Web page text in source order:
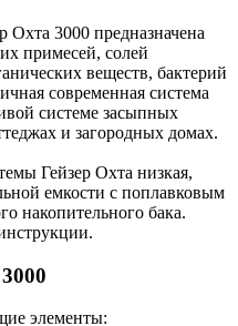
Охта 3000 предназначена
примесей, солей
веществ, бактерий
современная система
системе засыпных
и загородных домах.
Гейзер Охта низкая,
емкости с поплавковым
накопительного бака.
элементы: